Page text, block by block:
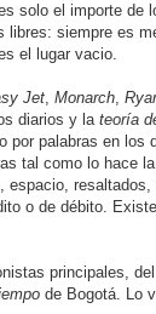
solo el importe de
siempre es
el lugar vacio.
Jet, Monarch,
diarios y la teoría
palabras en los
tal como lo hace
espacio,
o de débito.
principales,
de Bogotá. Lo